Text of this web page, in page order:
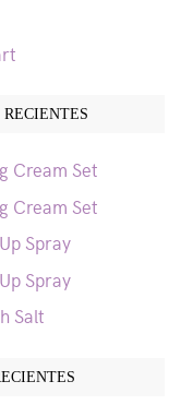
Cream Set
Cream Set
Spray
Spray
Salt